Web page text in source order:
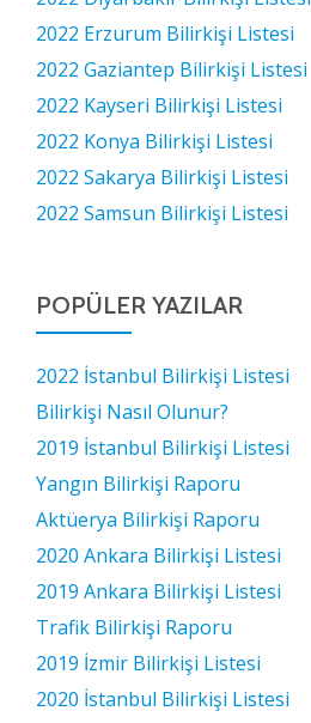
2022 Erzurum Bilirkişi Listesi
2022 Gaziantep Bilirkişi Listesi
2022 Kayseri Bilirkişi Listesi
2022 Konya Bilirkişi Listesi
2022 Sakarya Bilirkişi Listesi
2022 Samsun Bilirkişi Listesi
POPÜLER YAZILAR
2022 İstanbul Bilirkişi Listesi
Bilirkişi Nasıl Olunur?
2019 İstanbul Bilirkişi Listesi
Yangın Bilirkişi Raporu
Aktüerya Bilirkişi Raporu
2020 Ankara Bilirkişi Listesi
2019 Ankara Bilirkişi Listesi
Trafik Bilirkişi Raporu
2019 İzmir Bilirkişi Listesi
2020 İstanbul Bilirkişi Listesi